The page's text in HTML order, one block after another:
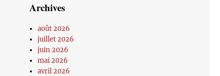
Archives
août 2026
juillet 2026
juin 2026
mai 2026
avril 2026